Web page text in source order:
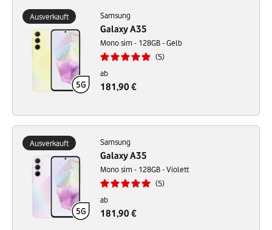
Ausverkauft Samsung
Galaxy A35
Mono sim - 128GB - Gelb
5
ab
181,90 €
Ausverkauft Samsung
Galaxy A35
Mono sim - 128GB - Violett
5
ab
181,90 €